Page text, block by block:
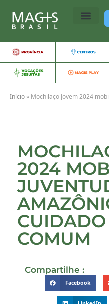
Início » Mochilaço Jovem 2024 mobiliza
2024
COMUM
Compartilhe :
Facebook